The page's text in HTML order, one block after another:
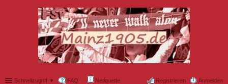
Schnellzugriff ▼ FAQ Netiquette Anmelden
Registrieren